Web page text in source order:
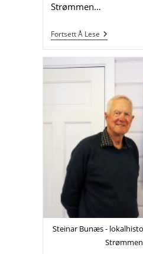
Strømmen…
Fortsett Å LeseRonny
Østnes
Den
Fotografen
Strømmen
Steinar Bunæs -